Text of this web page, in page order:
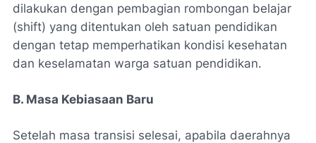
dilakukan dengan pembagian rombongan belajar
(shift) yang ditentukan oleh satuan pendidikan
dengan tetap memperhatikan kondisi kesehatan
dan keselamatan warga satuan pendidikan.
B. Masa Kebiasaan Baru
Setelah masa transisi selesai, apabila daerahnya